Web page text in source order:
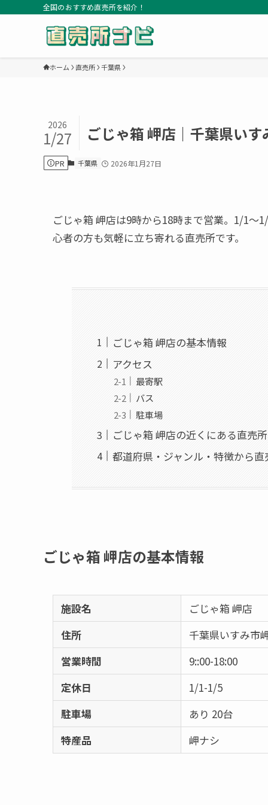
全国のおすすめ直売所を紹介！
ホーム 直売所 千葉県
ごじゃ箱 岬店｜千葉県い
2026
1/27
PR 千葉県 2026年1月27日
ごじゃ箱 岬店は9時から18時まで営業。1/1～
心者の方も気軽に立ち寄れる直売所です。
ごじゃ箱 岬店の基本情報
アクセス
最寄駅
バス
駐車場
ごじゃ箱 岬店の近くにある直売所
都道府県・ジャンル・特徴から
ごじゃ箱 岬店の基本情報
施設名
ごじゃ箱 岬店
住所
千葉県いすみ市
営業時間
9::00-18:00
定休日
1/1-1/5
駐車場
あり 20台
特産品
岬ナシ